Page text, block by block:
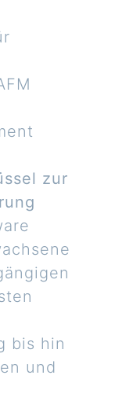
zur
bis hin
und